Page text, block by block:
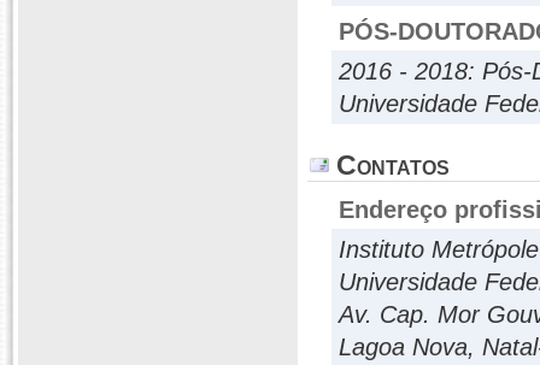
PÓS-
2016 - 2018: Pós-
Universidade
Contatos
Endereço
Instituto
Universidade
Av. Cap. Mor
Lagoa Nova,